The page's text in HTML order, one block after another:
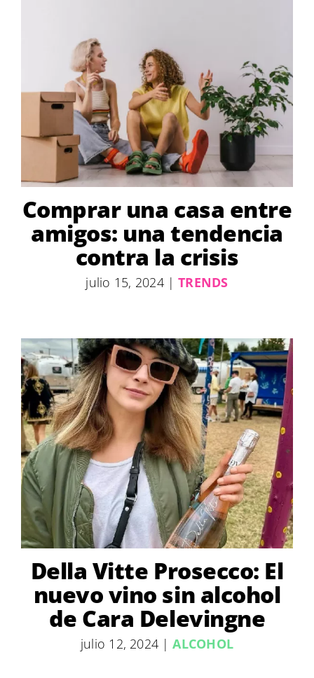
Comprar una casa entre
amigos: una tendencia
contra la crisis
julio 15, 2024 | TRENDS
Della Vitte Prosecco: El
nuevo vino sin alcohol
de Cara Delevingne
julio 12, 2024 | ALCOHOL